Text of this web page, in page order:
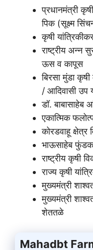
प्रधानमंत्री
पिक (सूक्ष्म
कृषी
राष्ट्रीय अन्न
ऊस व कापूस
बिरसा मुंडा
/ आदिवासी उप
डॉ. बाबासाहेब
एकात्मिक
कोरडवाहू क्षेत्र
भाऊसाहेब
राष्ट्रीय कृषी
राज्य कृषी
मुख्यमंत्री
मुख्यमंत्री
शेततळे
Mahadbt